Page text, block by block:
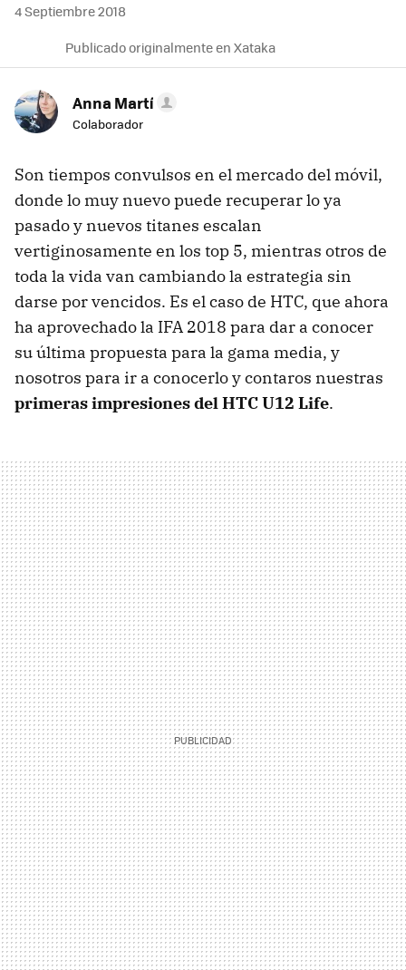
4 Septiembre 2018
Publicado originalmente en Xataka
Anna Martí
Colaborador
Son tiempos convulsos en el mercado del móvil,
donde lo muy nuevo puede recuperar lo ya
pasado y nuevos titanes escalan
vertiginosamente en los top 5, mientras otros de
toda la vida van cambiando la estrategia sin
darse por vencidos. Es el caso de HTC, que ahora
ha aprovechado la IFA 2018 para dar a conocer
su última propuesta para la gama media, y
nosotros para ir a conocerlo y contaros nuestras
primeras impresiones del HTC U12 Life.